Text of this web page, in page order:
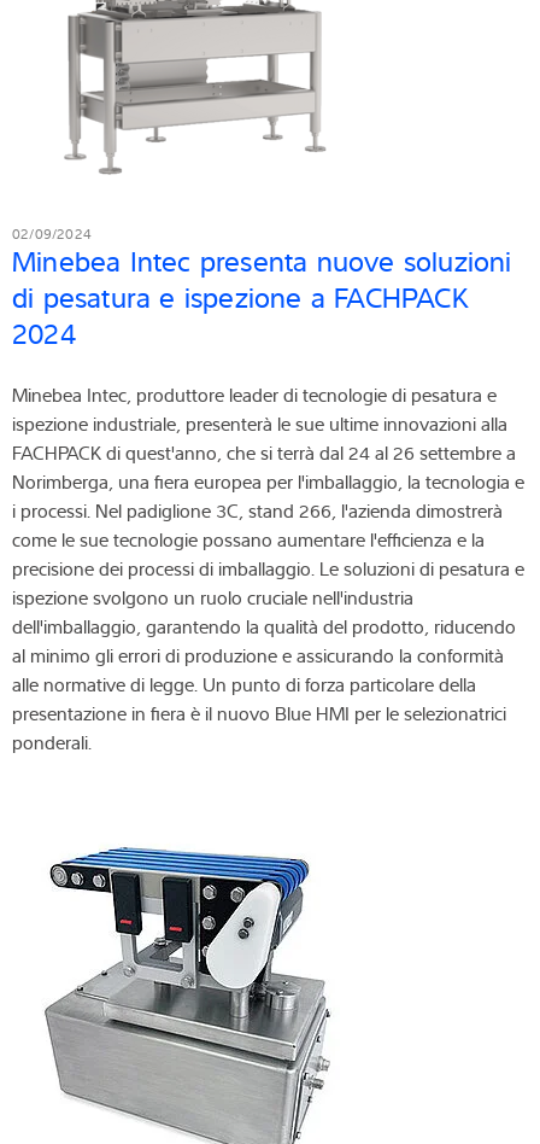
02/09/2024
Minebea Intec presenta nuove soluzioni
di pesatura e ispezione a FACHPACK
2024
Minebea Intec, produttore leader di tecnologie di pesatura e
ispezione industriale, presenterà le sue ultime innovazioni alla
FACHPACK di quest'anno, che si terrà dal 24 al 26 settembre a
Norimberga, una fiera europea per l'imballaggio, la tecnologia e
i processi. Nel padiglione 3C, stand 266, l'azienda dimostrerà
come le sue tecnologie possano aumentare l'efficienza e la
precisione dei processi di imballaggio. Le soluzioni di pesatura e
ispezione svolgono un ruolo cruciale nell'industria
dell'imballaggio, garantendo la qualità del prodotto, riducendo
al minimo gli errori di produzione e assicurando la conformità
alle normative di legge. Un punto di forza particolare della
presentazione in fiera è il nuovo Blue HMI per le selezionatrici
ponderali.